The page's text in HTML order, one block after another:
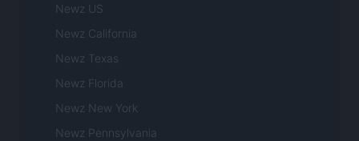
Newz US
Newz California
Newz Texas
Newz Florida
Newz New York
Newz Pennsylvania